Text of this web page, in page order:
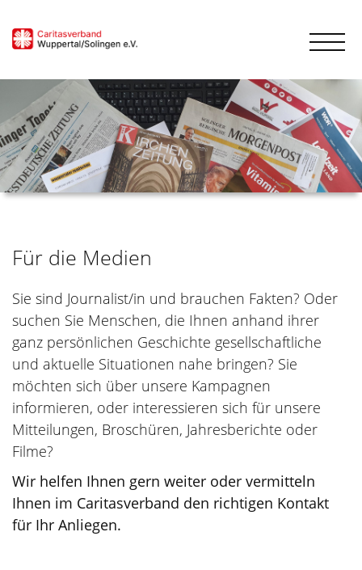
Für die Medien
Sie sind Journalist/in und brauchen Fakten? Oder
suchen Sie Menschen, die Ihnen anhand ihrer
ganz persönlichen Geschichte gesellschaftliche
und aktuelle Situationen nahe bringen? Sie
möchten sich über unsere Kampagnen
informieren, oder interessieren sich für unsere
Mitteilungen, Broschüren, Jahresberichte oder
Filme?
Wir helfen Ihnen gern weiter oder vermitteln
Ihnen im Caritasverband den richtigen Kontakt
für Ihr Anliegen.